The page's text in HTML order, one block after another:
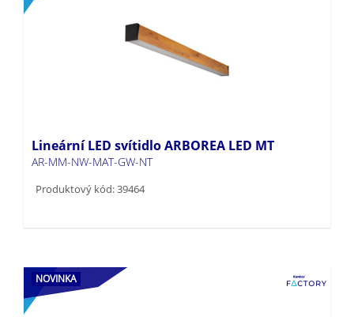
Lineární LED svítidlo ARBOREA LED MT
AR-MM-NW-MAT-GW-NT
Produktový kód: 39464
NOVINKA